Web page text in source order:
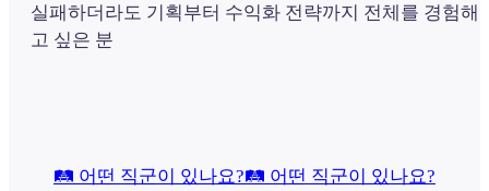
실패하더라도 기획부터 수익화 전략까지 전체를 경험해
고 싶은 분
🛤️ 어떤 직군이 있나요?🛤️ 어떤 직군이 있나요?